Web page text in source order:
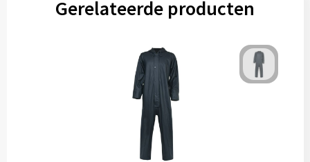
Gerelateerde producten